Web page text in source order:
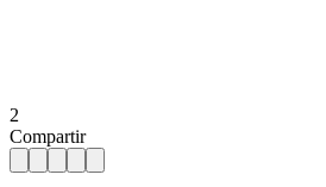
2
Compartir